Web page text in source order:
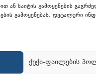
ან საიტის გამოყენების
გამოყენებას. დეტალური
ქუქი-ფაილების